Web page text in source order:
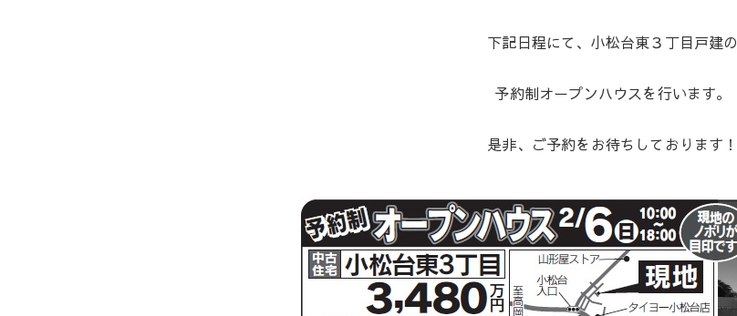
下記日程にて、小松台東３丁目戸建の
予約制オープンハウスを行います。
是非、ご予約をお待ちしております！